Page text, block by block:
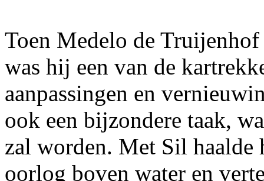
Toen Medelo de
was hij een van de
aanpassingen en
ook een bijzondere taak,
zal worden. Met Sil haalde
oorlog boven water en